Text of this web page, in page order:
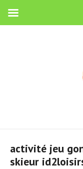
activité jeu
skieur